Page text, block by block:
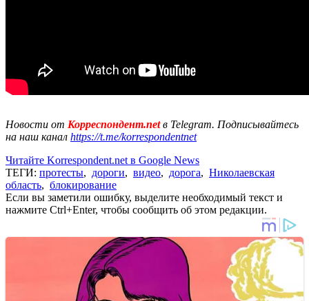
Новости от Корреспондент.netв Telegram. Подписывайтесь
на наш канал https://t.me/korrespondentnet
Читайте Korrespondent.net в Google News
ТЕГИ: протесты, дороги, видео, дорога, Николаевская
область, блокирование
Если вы заметили ошибку, выделите необходимый текст и
нажмите Ctrl+Enter, чтобы сообщить об этом редакции.